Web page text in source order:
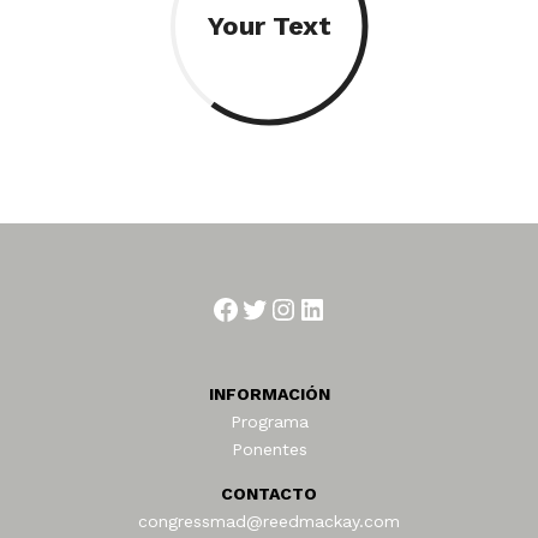
Your Text
Facebook
Twitter
Instagram
LinkedIn
INFORMACIÓN
Programa
Ponentes
CONTACTO
congressmad@reedmackay.com